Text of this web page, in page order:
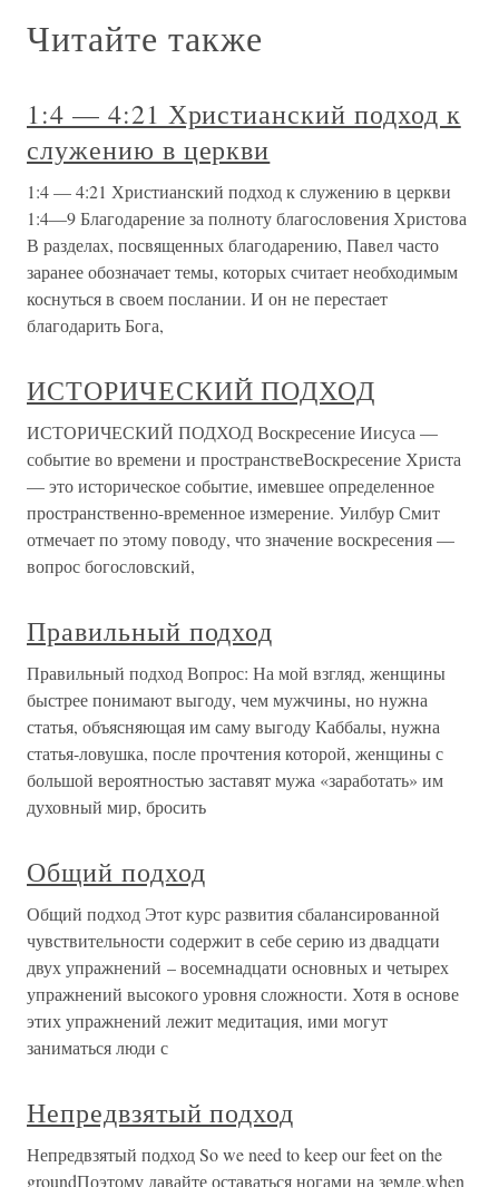
Читайте также
1:4 — 4:21 Христианский подход к
служению в церкви
1:4 — 4:21 Христианский подход к служению в церкви
1:4—9 Благодарение за полноту благословения Христова
В разделах, посвященных благодарению, Павел часто
заранее обозначает темы, которых считает необходимым
коснуться в своем послании. И он не перестает
благодарить Бога,
ИСТОРИЧЕСКИЙ ПОДХОД
ИСТОРИЧЕСКИЙ ПОДХОД Воскресение Иисуса —
событие во времени и пространствеВоскресение Христа
— это историческое событие, имевшее определенное
пространственно-временное измерение. Уилбур Смит
отмечает по этому поводу, что значение воскресения —
вопрос богословский,
Правильный подход
Правильный подход Вопрос: На мой взгляд, женщины
быстрее понимают выгоду, чем мужчины, но нужна
статья, объясняющая им саму выгоду Каббалы, нужна
статья-ловушка, после прочтения которой, женщины с
большой вероятностью заставят мужа «заработать» им
духовный мир, бросить
Общий подход
Общий подход Этот курс развития сбалансированной
чувствительности содержит в себе серию из двадцати
двух упражнений – восемнадцати основных и четырех
упражнений высокого уровня сложности. Хотя в основе
этих упражнений лежит медитация, ими могут
заниматься люди с
Непредвзятый подход
Непредвзятый подход So we need to keep our feet on the
groundПоэтому давайте оставаться ногами на земле,when